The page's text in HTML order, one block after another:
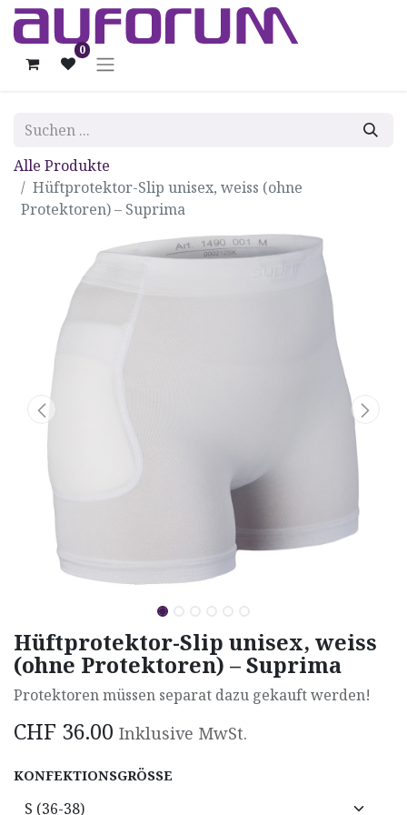
0
Alle Produkte
Hüftprotektor-Slip unisex, weiss (ohne
Protektoren) – Suprima
Hüftprotektor-Slip unisex, weiss
(ohne Protektoren) – Suprima
Protektoren müssen separat dazu gekauft werden!
CHF 36.00 Inklusive MwSt.
KONFEKTIONSGRÖSSE